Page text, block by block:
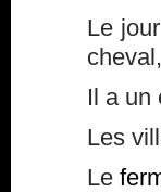
Le
Il a un
Les
Le